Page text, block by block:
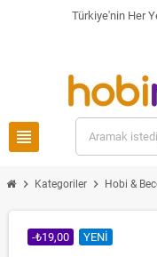
Türkiye'nin Her
view_headline
chevron_right Kategoriler chevron_right Hobi &
-₺19,00 YENI